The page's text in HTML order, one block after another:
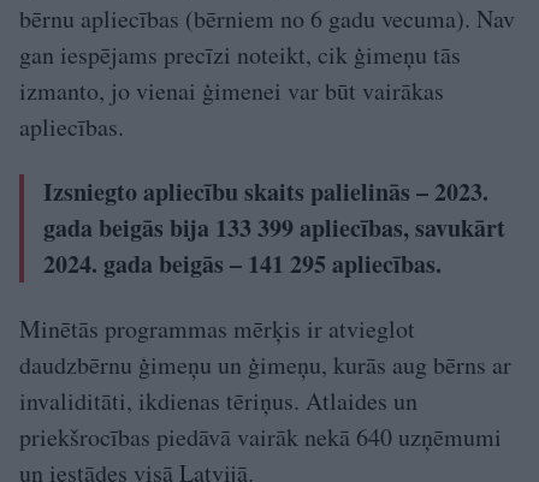
bērnu apliecības (bērniem no 6 gadu vecuma). Nav
gan iespējams precīzi noteikt, cik ģimeņu tās
izmanto, jo vienai ģimenei var būt vairākas
apliecības.
Izsniegto apliecību skaits palielinās – 2023.
gada beigās bija 133 399 apliecības, savukārt
2024. gada beigās – 141 295 apliecības.
Minētās programmas mērķis ir atvieglot
daudzbērnu ģimeņu un ģimeņu, kurās aug bērns ar
invaliditāti, ikdienas tēriņus. Atlaides un
priekšrocības piedāvā vairāk nekā 640 uzņēmumi
un iestādes visā Latvijā.